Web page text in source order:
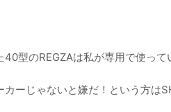
型のREGZAは私が専用で使って
カーじゃないと嫌だ！という方は